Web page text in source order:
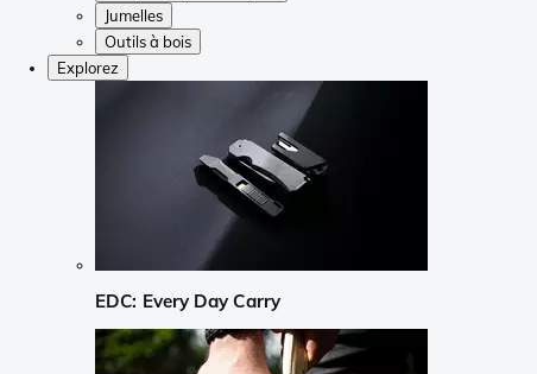
Jumelles
Outils à bois
Explorez
EDC: Every Day Carry